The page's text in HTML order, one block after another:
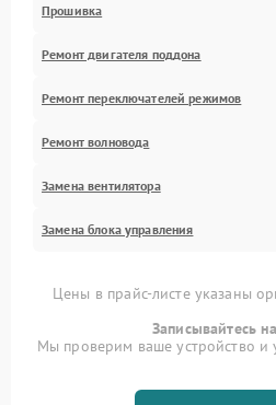
Прошивка
Ремонт двигателя поддона
Ремонт переключателей режимов
Ремонт волновода
Замена вентилятора
Замена блока управления
Цены в прайс-листе указаны
Записывайтесь
Мы проверим ваше устройство и